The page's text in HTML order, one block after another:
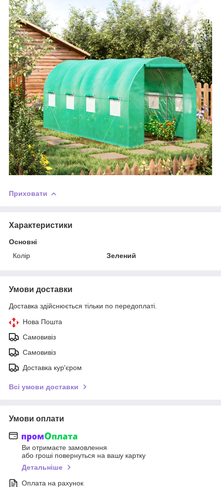
Приховати
Характеристики
Основні
Колір
Зелений
Умови доставки
Доставка здійснюється тільки по передоплаті.
Нова Пошта
Самовивіз
Самовивіз
Доставка кур'єром
Всі умови доставки
Умови оплати
Ви отримаєте замовлення
або гроші повернуться на вашу картку
Детальніше
Оплата на рахунок